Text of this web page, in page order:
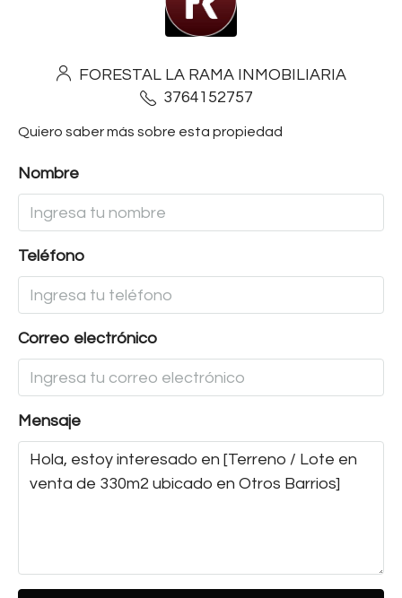
FORESTAL LA RAMA INMOBILIARIA
3764152757
Quiero saber más sobre esta propiedad
Nombre
Teléfono
Correo electrónico
Mensaje